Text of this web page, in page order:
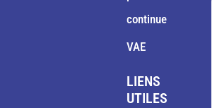
continue
VAE
LIENS
UTILES